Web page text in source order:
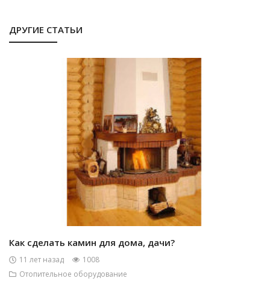
ДРУГИЕ СТАТЬИ
Как сделать камин для дома, дачи?
11 лет назад
1008
Отопительное оборудование